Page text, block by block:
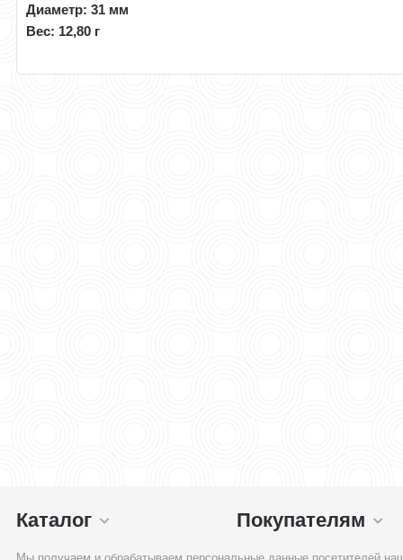
Диаметр: 31 мм
Вес: 12,80 г
Каталог Покупателям